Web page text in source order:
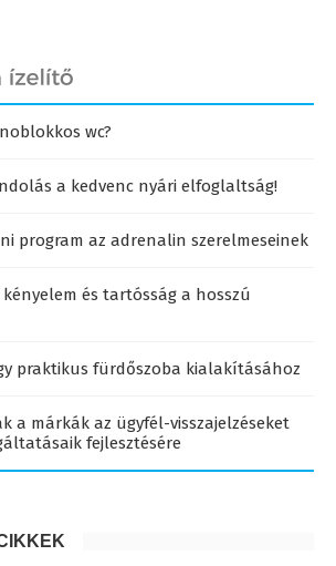
wc?
a kedvenc nyári elfoglaltság!
program az adrenalin szerelmeseinek
és tartósság a hosszú
praktikus fürdőszoba kialakításához
a márkák az ügyfél-visszajelzéseket
fejlesztésére